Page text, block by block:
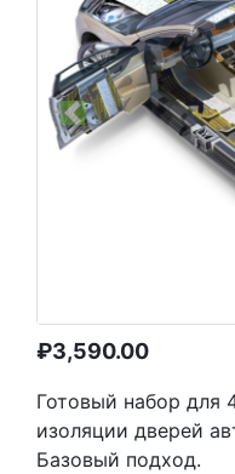
Previous
₽3,590.00
Готовый набор для
изоляции дверей
Базовый подход.